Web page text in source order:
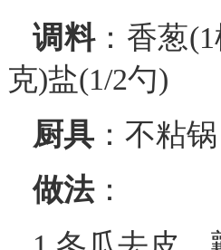
调料：香葱
克)盐(1/2勺)
厨具 ：不粘锅
做法：